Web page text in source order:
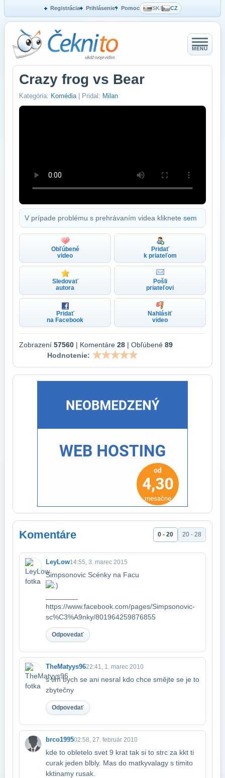
Registrácia Prihlásenie Pomoc SK/ CZ
MENU
Crazy frog vs Bear
Kategória: Komédia | Pridal: Milan
V prípade problému s prehrávaním videa kliknete sem
Obľúbené
video
Pridať
k priateľom
Sledovať
autora
Pošli
priateľovi
Pridať
na Facebook
Nahlásiť
video
Zobrazení 57560 | Komentáre 28 | Obľúbené 89
Hodnotenie:
Komentáre 0 - 20 20 - 28
LeyLow14:55, 3. marec 2015
Simpsonovic Scénky na Facu
https://www.facebook.com/pages/Simpsonovic-
sc%C3%A9nky/801964259876855
Odpovedať
TheMatyys9622:41, 1. marec 2010
s tim bych se ani nesral kdo chce smějte se je to
zbytečny
Odpovedať
brco199502:58, 27. február 2010
kde to obletelo svet 9 krat tak si to strc za kkt ti
curak jeden blbly. Mas do matky​valagy s timito
kktinamy rusak.